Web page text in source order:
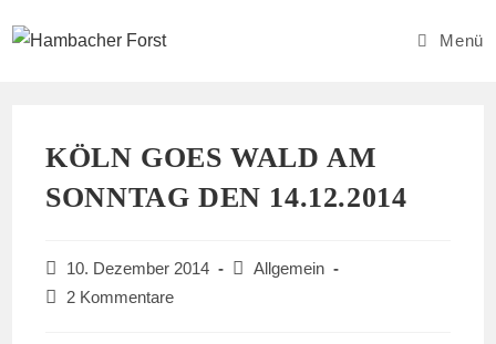
Inhalt
Menü
KÖLN GOES WALD AM
SONNTAG DEN 14.12.2014
Beitrag
veröffentlicht:
10. Dezember 2014
Beitrags-
Allgemein
Beitrags-
2 Kommentare